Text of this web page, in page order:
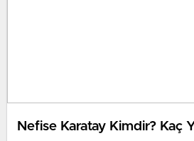
Nefise Karatay Kimdir? Kaç